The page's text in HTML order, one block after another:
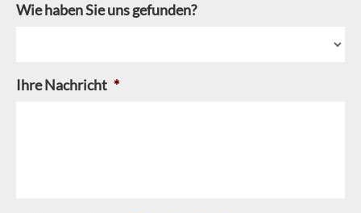
Wie haben Sie uns gefunden?
Ihre Nachricht *